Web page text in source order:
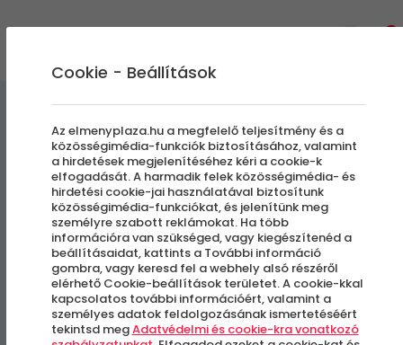
Kalóz-öböl
Budapest, V. kerület
Cookie - Beállítások
Az elmenyplaza.hu a megfelelő teljesítmény és a
közösségimédia-funkciók biztosításához, valamint
a hirdetések megjelenítéséhez kéri a cookie-k
elfogadását. A harmadik felek közösségimédia- és
hirdetési cookie-jai használatával biztosítunk
közösségimédia-funkciókat, és jelenítünk meg
személyre szabott reklámokat. Ha több
információra van szükséged, vagy kiegészítenéd a
beállításaidat, kattints a További információ
gombra, vagy keresd fel a webhely alsó részéről
elérhető Cookie-beállítások területet. A cookie-kkal
kapcsolatos további információért, valamint a
személyes adatok feldolgozásának ismertetéséért
tekintsd megAdatvédelmi és cookie-kra vonatkozó